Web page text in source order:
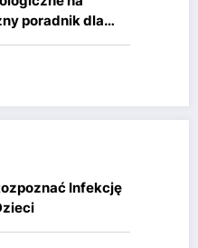
poradnik dla
Infekcję